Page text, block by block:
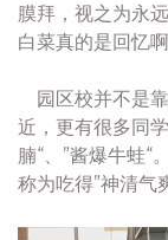
膜拜，视之为永
白菜真的是回忆
园区校并不是
近，更有很多同
腩“、”酱爆牛蛙“
称为吃得”神清气